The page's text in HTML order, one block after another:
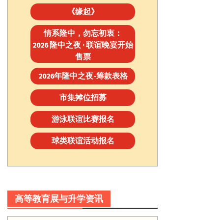
《缘起》
情系隆中，勿忘初衷：
2026 隆中之夜 · 联谊晚宴开始
售票
2026年隆中之夜-筹款表格
市集摊位招募
游泳联谊比赛报名
球类联谊活动报名
高等教育展与升学资讯